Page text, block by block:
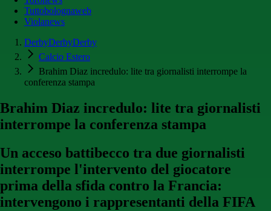
Tuttobolognaweb
Violanews
DerbyDerbyDerby
Calcio Estero
Brahim Diaz incredulo: lite tra giornalisti interrompe la
conferenza stampa
Brahim Diaz incredulo: lite tra giornalisti
interrompe la conferenza stampa
Un acceso battibecco tra due giornalisti
interrompe l'intervento del giocatore
prima della sfida contro la Francia:
intervengono i rappresentanti della FIFA